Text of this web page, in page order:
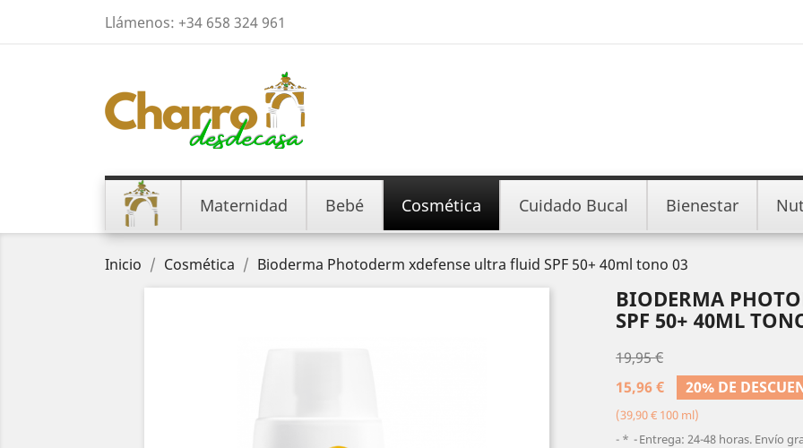
Llámenos: +34 658 324 961
Maternidad Bebé Cosmética Cuidado Bucal Bienestar
Inicio Cosmética Bioderma Photoderm xdefense ultra fluid SPF 50+ 40ml tono 03
BIODERMA
SPF 50+ 40ML
19,95 €
15,96 €
20% DE
(39,90 € 100 ml)
*
Entrega: 24-48 horas. Envío